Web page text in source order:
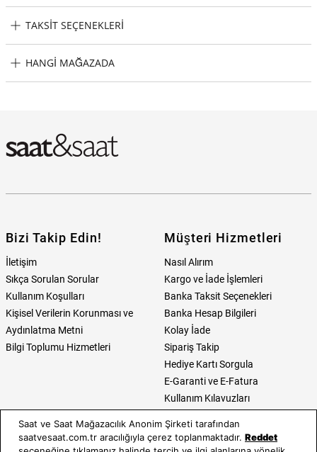
TAKSIT SEÇENEKLERI
HANGI MAĞAZADA
Bizi Takip Edin!
İletişim
Sıkça Sorulan Sorular
Kullanım Koşulları
Kişisel Verilerin Korunması ve
Aydınlatma Metni
Bilgi Toplumu Hizmetleri
Müşteri Hizmetleri
Nasıl Alırım
Kargo ve İade İşlemleri
Banka Taksit Seçenekleri
Banka Hesap Bilgileri
Kolay İade
Sipariş Takip
Hediye Kartı Sorgula
E-Garanti ve E-Fatura
Kullanım Kılavuzları
Saat ve Saat Kategoriler
Saat ve Saat Mağazacılık Anonim Şirketi tarafından
saatvesaat.com.tr aracılığıyla çerez toplanmaktadır. Reddet